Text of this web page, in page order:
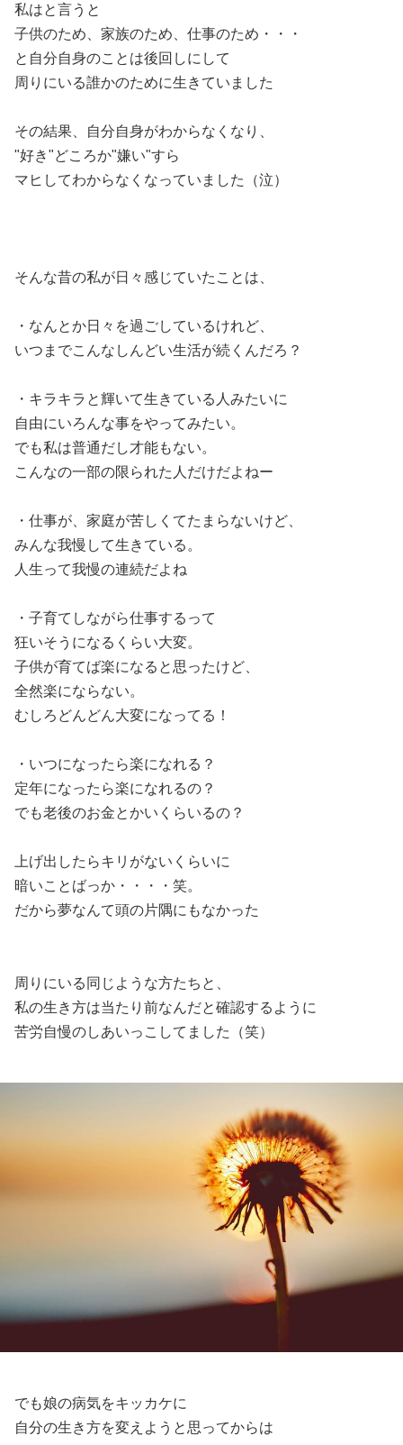
私はと言うと
子供のため、家族のため、仕事のため・・・
と自分自身のことは後回しにして
周りにいる誰かのために生きていました
その結果、自分自身がわからなくなり、
"好き"どころか"嫌い"すら
マヒしてわからなくなっていました（泣）
そんな昔の私が日々感じていたことは、
・なんとか日々を過ごしているけれど、
いつまでこんなしんどい生活が続くんだろ？
・キラキラと輝いて生きている人みたいに
自由にいろんな事をやってみたい。
でも私は普通だし才能もない。
こんなの一部の限られた人だけだよねー
・仕事が、家庭が苦しくてたまらないけど、
みんな我慢して生きている。
人生って我慢の連続だよね
・子育てしながら仕事するって
狂いそうになるくらい大変。
子供が育てば楽になると思ったけど、
全然楽にならない。
むしろどんどん大変になってる！
・いつになったら楽になれる？
定年になったら楽になれるの？
でも老後のお金とかいくらいるの？
上げ出したらキリがないくらいに
暗いことばっか・・・・笑。
だから夢なんて頭の片隅にもなかった
周りにいる同じような方たちと、
私の生き方は当たり前なんだと確認するように
苦労自慢のしあいっこしてました（笑）
でも娘の病気をキッカケに
自分の生き方を変えようと思ってからは